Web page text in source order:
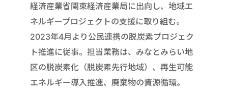
経済産業省関東経済産業局に出向し、地域エ
ネルギープロジェクトの支援に取り組む。
2023年4月より公民連携の脱炭素プロジェク
ト推進に従事。担当業務は、みなとみらい地
区の脱炭素化（脱炭素先行地域）、再生可能
エネルギー導入推進、廃棄物の資源循環。